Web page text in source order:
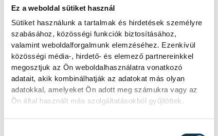
Ez a weboldal sütiket használ
Sütiket használunk a tartalmak és hirdetések személyre
szabásához, közösségi funkciók biztosításához,
valamint weboldalforgalmunk elemzéséhez. Ezenkívül
közösségi média-, hirdető- és elemező partnereinkkel
megosztjuk az Ön weboldalhasználatra vonatkozó
adatait, akik kombinálhatják az adatokat más olyan
adatokkal, amelyeket Ön adott meg számukra vagy az
Ön által használt más szolgáltatásokból gyűjtöttek.
segítsenek külföldi kollégáiknak a balkáni
országban nagy területen pusztító
erdőtüzek megfékezésében.
A Veszprém Vármegyei Katasztrófavédelmi
Igazgatóság teljes személyi állománya
büszke Észak-Macedóniába indult társaira!